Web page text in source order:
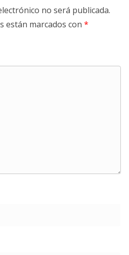
no será publicada.
están marcados con *